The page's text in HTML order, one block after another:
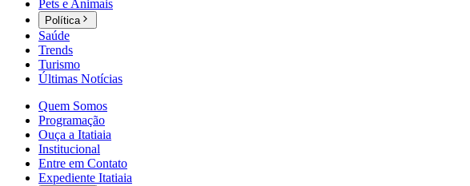
Pets e Animais
Política
Saúde
Trends
Turismo
Últimas Notícias
Quem Somos
Programação
Ouça a Itatiaia
Institucional
Entre em Contato
Expediente Itatiaia